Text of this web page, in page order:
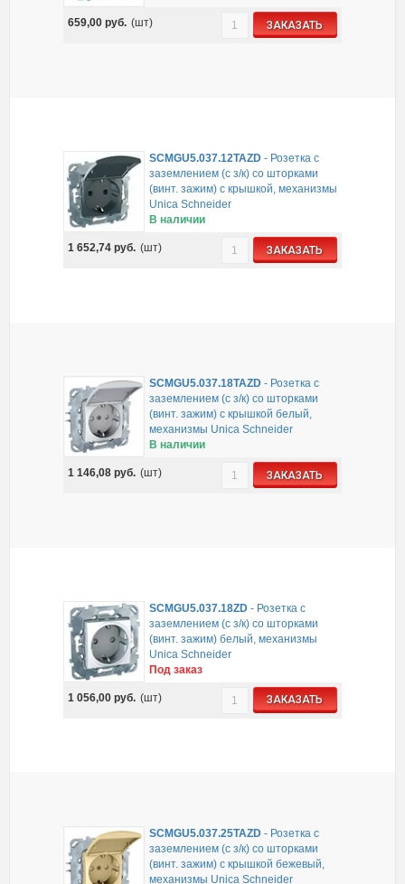
659,00руб. (шт) ЗАКАЗАТЬ
SCMGU5.037.12TAZD - Розетка с
заземлением (с з/к) со шторками
(винт. зажим) с крышкой, механизмы
Unica Schneider
В наличии
1 652,74руб. (шт) ЗАКАЗАТЬ
SCMGU5.037.18TAZD - Розетка с
заземлением (с з/к) со шторками
(винт. зажим) с крышкой белый,
механизмы Unica Schneider
В наличии
1 146,08руб. (шт) ЗАКАЗАТЬ
SCMGU5.037.18ZD - Розетка с
заземлением (с з/к) со шторками
(винт. зажим) белый, механизмы
Unica Schneider
Под заказ
1 056,00руб. (шт) ЗАКАЗАТЬ
SCMGU5.037.25TAZD - Розетка с
заземлением (с з/к) со шторками
(винт. зажим) с крышкой бежевый,
механизмы Unica Schneider